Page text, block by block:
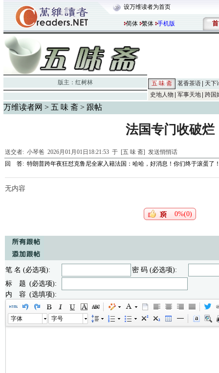
设万维读者为首页
简体 繁体 手机版 首
版主： 红树林 五 味 斋 茗香茶语
天下
史地人物
军事天地 跨国
万维读者网 > 五 味 斋 > 跟帖
法国专门收破烂
送交者: 小琴爸 2026月01月01日18:21:53 于 [五 味 斋] 发送悄悄话
回 答: 特朗普跨年夜狂怼克鲁尼全家入籍法国：哈哈，好消息！你们终于滚蛋了
无内容
0%(0)
笔 名 (必选项):
密 码 (必选项):
标 题 (必选项):
内 容 (选填项):
字体 字号